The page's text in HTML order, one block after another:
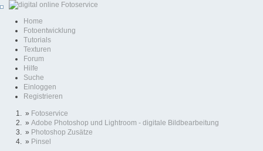
Home
Fotoentwicklung
Tutorials
Texturen
Forum
Hilfe
Suche
Einloggen
Registrieren
» Fotoservice
» Adobe Photoshop und Lightroom - digitale Bildbearbeitung
» Photoshop Zusätze
» Pinsel